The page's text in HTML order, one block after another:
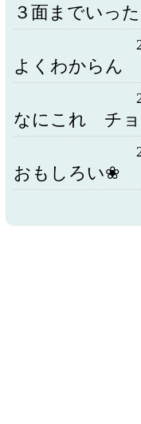
３面までいった
よくわからん
なにこれ チョ
おもしろい❀